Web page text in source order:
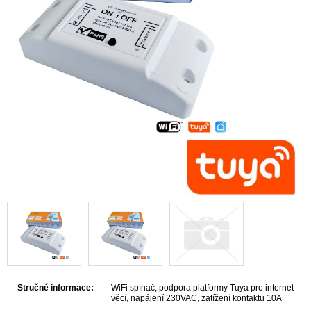
Stručné informace:
WiFi spínač, podpora platformy Tuya pro internet
věcí, napájení 230VAC, zatížení kontaktu 10A